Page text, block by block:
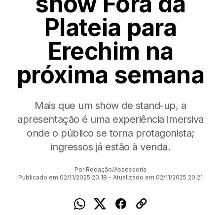
Plateia para
Erechim na
próxima semana
Mais que um show de stand-up, a
apresentação é uma experiência imersiva
onde o público se torna protagonista;
ingressos já estão à venda.
Por Redação/Assessoria
Publicado em 02/11/2025 20:18 - Atualizado em 02/11/2025 20:21